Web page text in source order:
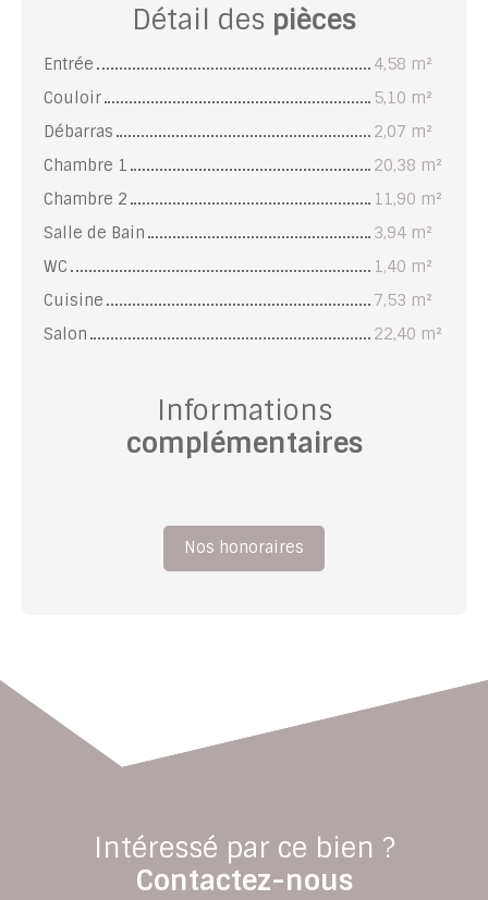
Détail des pièces
Entrée
4,58 m²
Couloir
5,10 m²
Débarras
2,07 m²
Chambre 1
20,38 m²
Chambre 2
11,90 m²
Salle de Bain
3,94 m²
WC
1,40 m²
Cuisine
7,53 m²
Salon
22,40 m²
Informations
complémentaires
Nos honoraires
Intéressé par ce bien ?
Contactez-nous